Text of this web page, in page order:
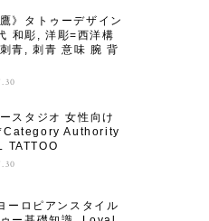
鷹》タトゥーデザイン
和彫, 洋彫=西洋構
青, 刺青 意味 腕 背
スタジオ 女性向け
Authority
TATTOO
ーロピアンスタイル